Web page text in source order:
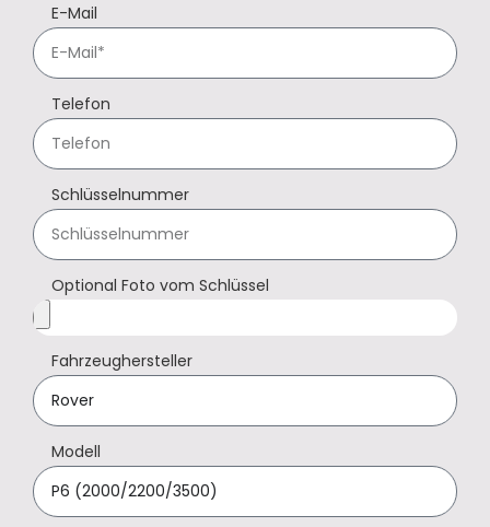
E-Mail
Telefon
Schlüsselnummer
Optional Foto vom Schlüssel
Fahrzeughersteller
Modell